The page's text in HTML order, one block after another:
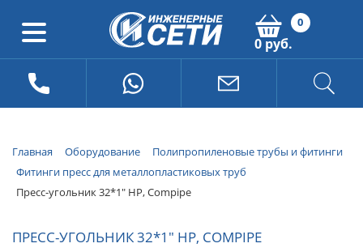
0
0 руб.
Главная Оборудование
Полипропиленовые трубы и фитинги
Фитинги пресс для металлопластиковых труб
Пресс-угольник 32*1" НР, Compipe
ПРЕСС-УГОЛЬНИК 32*1" НР, COMPIPE